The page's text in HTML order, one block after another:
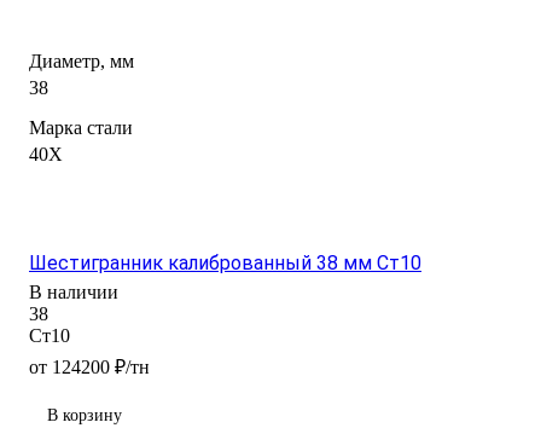
Диаметр, мм
38
Марка стали
40Х
Шестигранник калиброванный 38 мм Ст10
В наличии
38
Ст10
от 124200 ₽/тн
В корзину